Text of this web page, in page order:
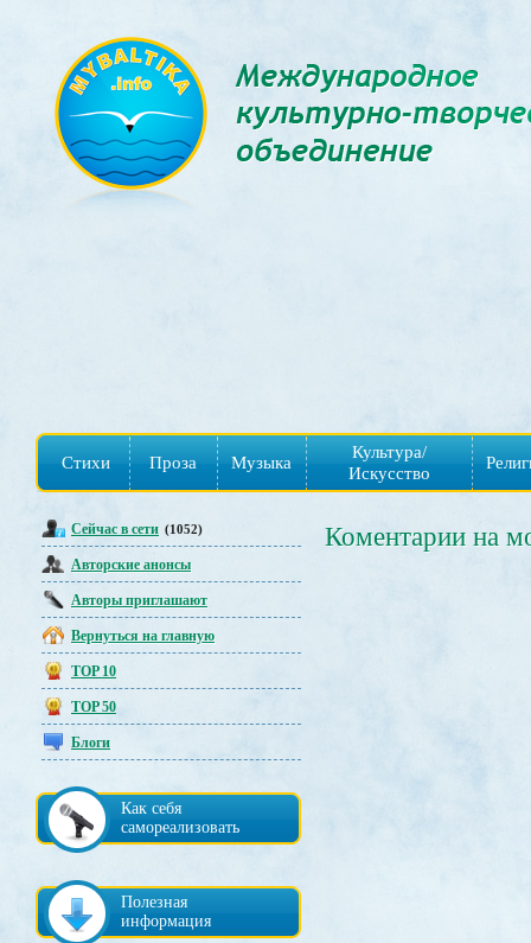
Стихи Проза Музыка
Культура/
Искусство
Сейчас в сети (1052)
Авторские анонсы
Авторы приглашают
Вернуться на главную
TOP 10
TOP 50
Блоги
Как себя
самореализовать
Полезная
информация
Коментарии на